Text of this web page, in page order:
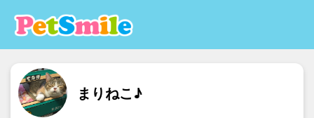
まりねこ♪